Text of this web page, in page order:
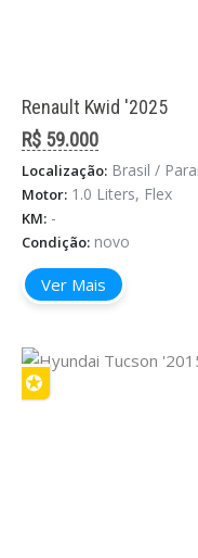
Renault Kwid '2025
R$ 59.000
Localização: Brasil /
Motor: 1.0 Liters, Flex
KM: -
Condição: novo
Ver Mais
✪